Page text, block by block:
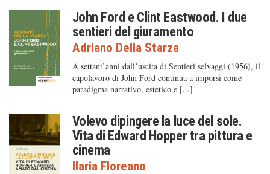
John Ford e Clint Eastwood. I due
sentieri del giuramento
Adriano Della Starza
A settant’anni dall’uscita di Sentieri selvaggi (1956), il
capolavoro di John Ford continua a imporsi come
paradigma narrativo, estetico e [...]
Volevo dipingere la luce del sole.
Vita di Edward Hopper tra pittura e
cinema
Ilaria Floreano